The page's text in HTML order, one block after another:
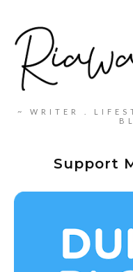
~ WRITER .
Support